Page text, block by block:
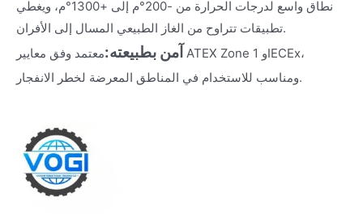
نطاق واسع لدرجات الحرارة من -200°م إلى +1300°م، ويغطي
تطبيقات تتراوح من الغاز الطبيعي المسال إلى الأفران.
آمن بطبيعته:معتمد وفق معايير ATEX Zone 1 وIECEx،
ومناسب للاستخدام في المناطق المعرضة لخطر الانفجار.